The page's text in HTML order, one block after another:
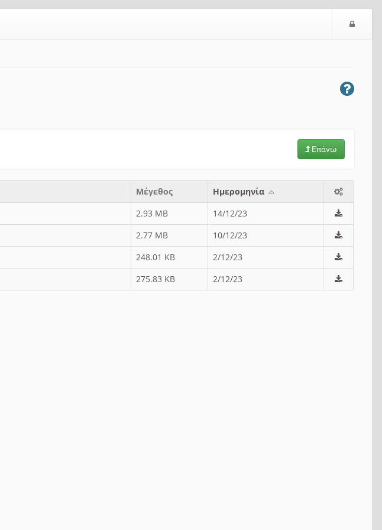
Επάνω
Μέγεθος
Ημερομηνία
2.93 MB
14/12/23
2.77 MB
10/12/23
248.01 KB
2/12/23
275.83 KB 2/12/23